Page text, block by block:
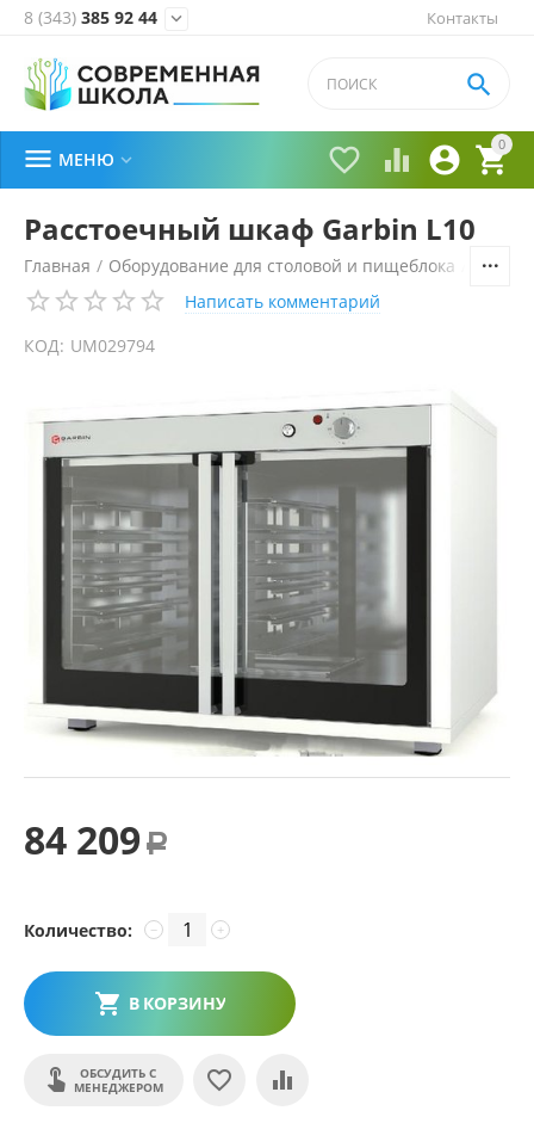
Контакты
8 (343) 385 92 44 
0


 

 МЕНЮ 
Расстоечный шкаф Garbin L10
Главная / Оборудование для столовой и пищеблока
Написать комментарий
КОД: UM029794
84 209 Р
Количество: +
−
В КОРЗИНУ
ОБСУДИТЬ С
МЕНЕДЖЕРОМ